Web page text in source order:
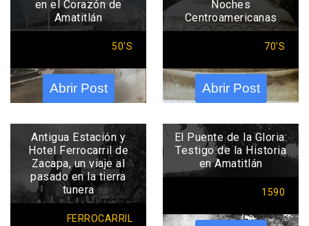
en el Corazón de
Amatitlán
50'S
Abrir Post
Noches
Centroamericanas
70'S
Abrir Post
Antigua Estación y
Hotel Ferrocarril de
Zacapa, un viaje al
pasado en la tierra
tunera
FERROCARRIL
El Puente de la Gloria:
Testigo de la Historia
en Amatitlán
1590